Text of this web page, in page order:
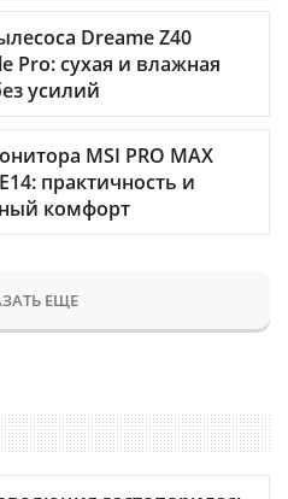
Dreame Z40
Pro: сухая и влажная
усилий
MSI PRO MAX
практичность и
комфорт
ЕЩЕ